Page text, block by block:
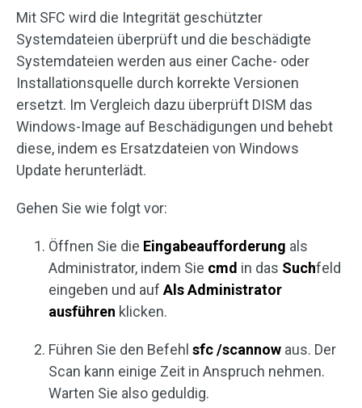
Mit SFC wird die Integrität geschützter
Systemdateien überprüft und die beschädigte
Systemdateien werden aus einer Cache- oder
Installationsquelle durch korrekte Versionen
ersetzt. Im Vergleich dazu überprüft DISM das
Windows-Image auf Beschädigungen und behebt
diese, indem es Ersatzdateien von Windows
Update herunterlädt.
Gehen Sie wie folgt vor:
Öffnen Sie die Eingabeaufforderung als
Administrator, indem Sie cmd in das Suchfeld
eingeben und aufAls Administrator
ausführen klicken.
Führen Sie den Befehl sfc /scannow aus. Der
Scan kann einige Zeit in Anspruch nehmen.
Warten Sie also geduldig.